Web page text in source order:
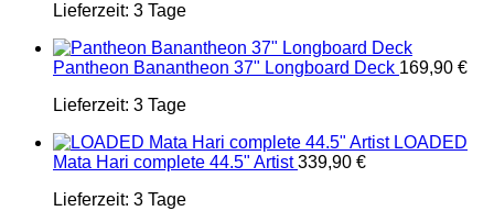
Lieferzeit: 3 Tage
Pantheon Banantheon 37" Longboard Deck 169,90 €
Lieferzeit: 3 Tage
LOADED
Mata Hari complete 44.5" Artist 339,90 €
Lieferzeit: 3 Tage